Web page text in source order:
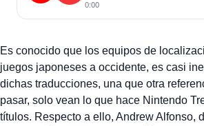
0:00
Es conocido que los equipos de
juegos japoneses a occidente, es casi
dichas traducciones, una que otra
pasar, solo vean lo que hace Nintendo
títulos. Respecto a ello, Andrew Alfonso,